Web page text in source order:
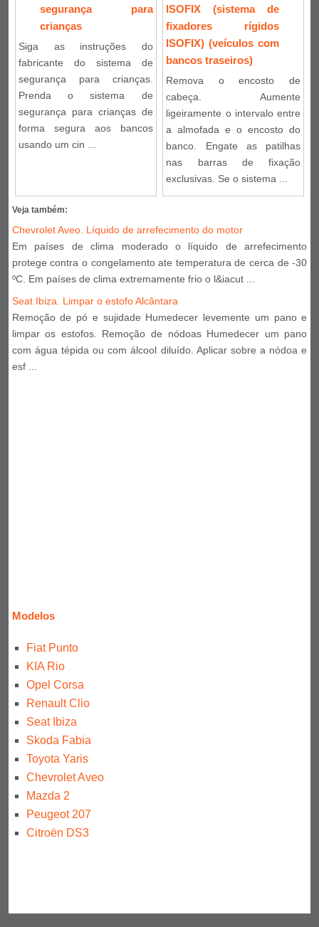
segurança para
crianças
Siga as instruções do
fabricante do sistema de
segurança para crianças.
Prenda o sistema de
segurança para crianças de
forma segura aos bancos
usando um cin ...
ISOFIX (sistema de
fixadores rígidos
ISOFIX) (veículos com
bancos traseiros)
Remova o encosto de
cabeça. Aumente
ligeiramente o intervalo entre
a almofada e o encosto do
banco. Engate as patilhas
nas barras de fixação
exclusivas. Se o sistema ...
Veja também:
Chevrolet Aveo. Líquido de arrefecimento do motor
Em países de clima moderado o líquido de arrefecimento
protege contra o congelamento ate temperatura de cerca de -30
ºC. Em países de clima extremamente frio o l&iacut ...
Seat Ibiza. Limpar o estofo Alcântara
Remoção de pó e sujidade Humedecer levemente um pano e
limpar os estofos. Remoção de nódoas Humedecer um pano
com água tépida ou com álcool diluído. Aplicar sobre a nódoa e
esf ...
Modelos
Fiat Punto
KIA Rio
Opel Corsa
Renault Clio
Seat Ibiza
Skoda Fabia
Toyota Yaris
Chevrolet Aveo
Mazda 2
Peugeot 207
Citroën DS3